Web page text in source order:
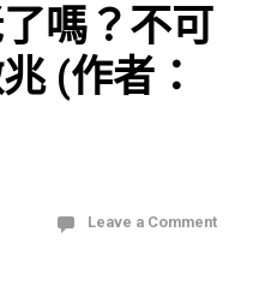
嗎？不可
(作者：
Leave a Comment